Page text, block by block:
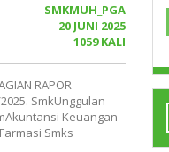
SMKMUH_PGA
20 JUNI 2025
1059 KALI
RAPOR
2025. SmkUnggulan
Keuangan
Smks